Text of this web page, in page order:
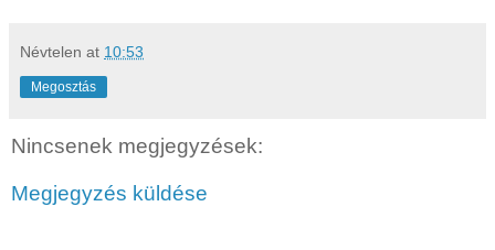
Névtelen at 10:53
Megosztás
Nincsenek megjegyzések:
Megjegyzés küldése